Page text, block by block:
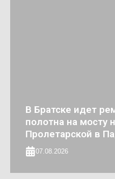
В Братске идет
полотна на мосту
Пролетарской в
07.08.2026